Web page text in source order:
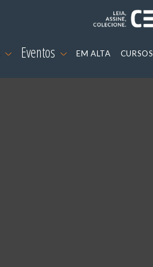
Eventos EM ALTA CURSOS